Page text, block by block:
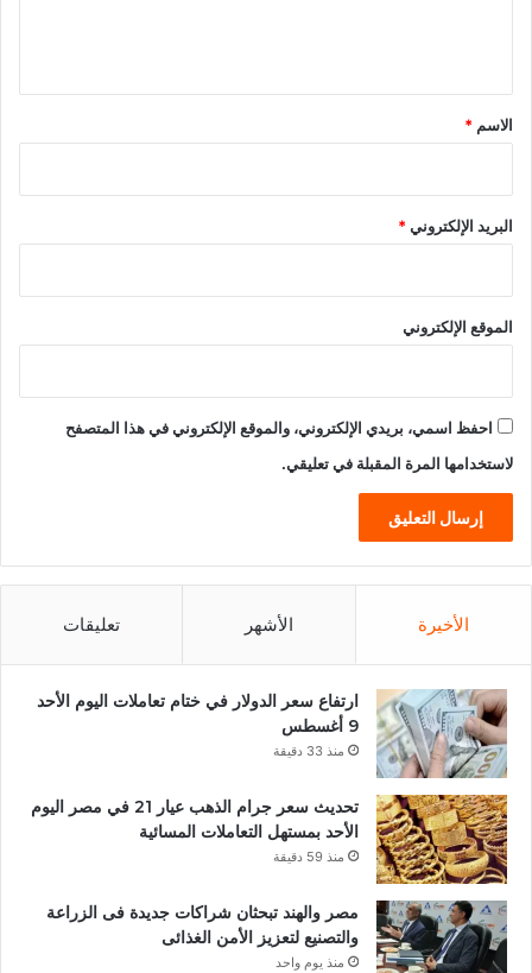
*
الاسم *
البريد الإلكتروني*
الموقع الإلكتروني
احفظ اسمي، بريدي الإلكتروني، والموقع الإلكتروني في هذا المتصفح
لاستخدامها المرة المقبلة في تعليقي.
الأخيرة الأشهر تعليقات
ارتفاع سعر الدولار في ختام تعاملات اليوم الأحد
9 أغسطس
منذ 33 دقيقة
تحديث سعر جرام الذهب عيار 21 في مصر اليوم
الأحد بمستهل التعاملات المسائية
منذ 59 دقيقة
مصر والهند تبحثان شراكات جديدة فى الزراعة
والتصنيع لتعزيز الأمن الغذائى
منذ يوم واحد